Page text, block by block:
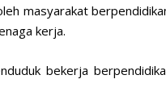
masyarakat
kerja.
bekerja